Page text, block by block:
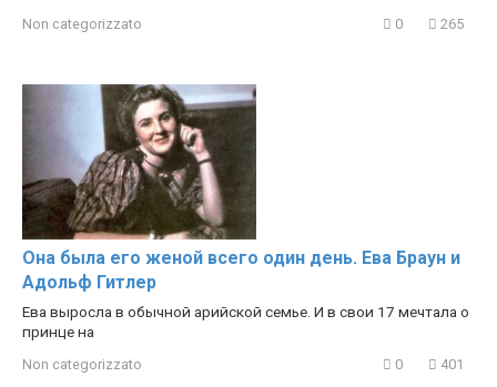
Non categorizzato 0 265
Она была его женой всего один день. Ева Браун и
Адольф Гитлер
Ева выросла в обычной арийской семье. И в свои 17 мечтала о
принце на
Non categorizzato 0 401